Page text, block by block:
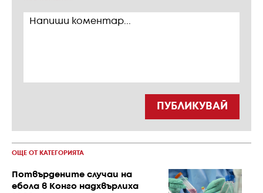
ПУБЛИКУВАЙ
ОЩЕ ОТ КАТЕГОРИЯТА
Потвърдените случаи на
ебола в Конго надхвърлиха